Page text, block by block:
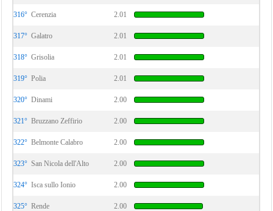
316° Cerenzia 2.01
317° Galatro 2.01
318° Grisolia 2.01
319° Polia 2.01
320° Dinami 2.00
321° Bruzzano Zeffirio 2.00
322° Belmonte Calabro 2.00
323° San Nicola dell'Alto 2.00
324° Isca sullo Ionio 2.00
325° Rende 2.00